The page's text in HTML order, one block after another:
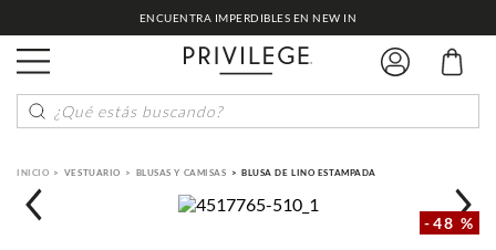
ENCUENTRA IMPERDIBLES EN NEW IN
¿Qué estás buscando?
VESTUARIO BLUSAS Y CAMISAS BLUSA DE LINO ESTAMPADA
-48 %